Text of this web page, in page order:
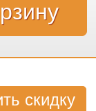
скидку